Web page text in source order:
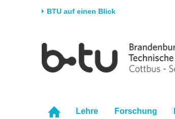
BTU auf einen Blick
Universität
Karriere & Engagement
Forschung
Förderung
Lehre Forschung